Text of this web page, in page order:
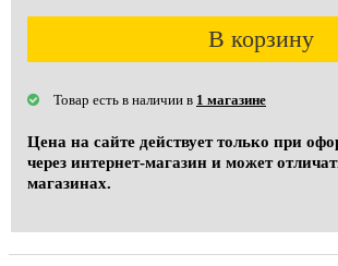
В корзину
Товар есть в наличии в 1 магазине
Цена на сайте действует только при
через интернет-магазин и может
магазинах.